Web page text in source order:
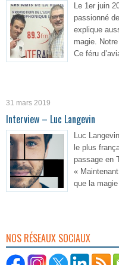
Le 1er juin
passionné
explique
magie.
Ce féru
31 mars 2019
Interview – Luc Langevin
Luc
le plus
passage en
«
que la
NOS RÉSEAUX SOCIAUX